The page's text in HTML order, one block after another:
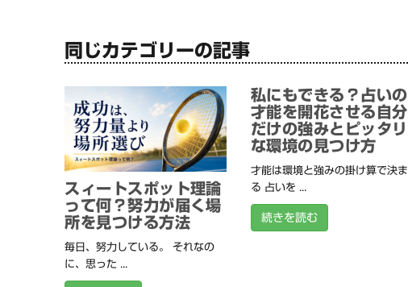
同じカテゴリーの記事
スィートスポット理論
って何？努力が届く場
所を見つける方法
毎日、努力している。 それなの
に、思った ...
私にもできる？占いの
才能を開花させる自分
だけの強みとピッタリ
な環境の見つけ方
才能は環境と強みの掛け算で決ま
る 占いを ...
続きを読む